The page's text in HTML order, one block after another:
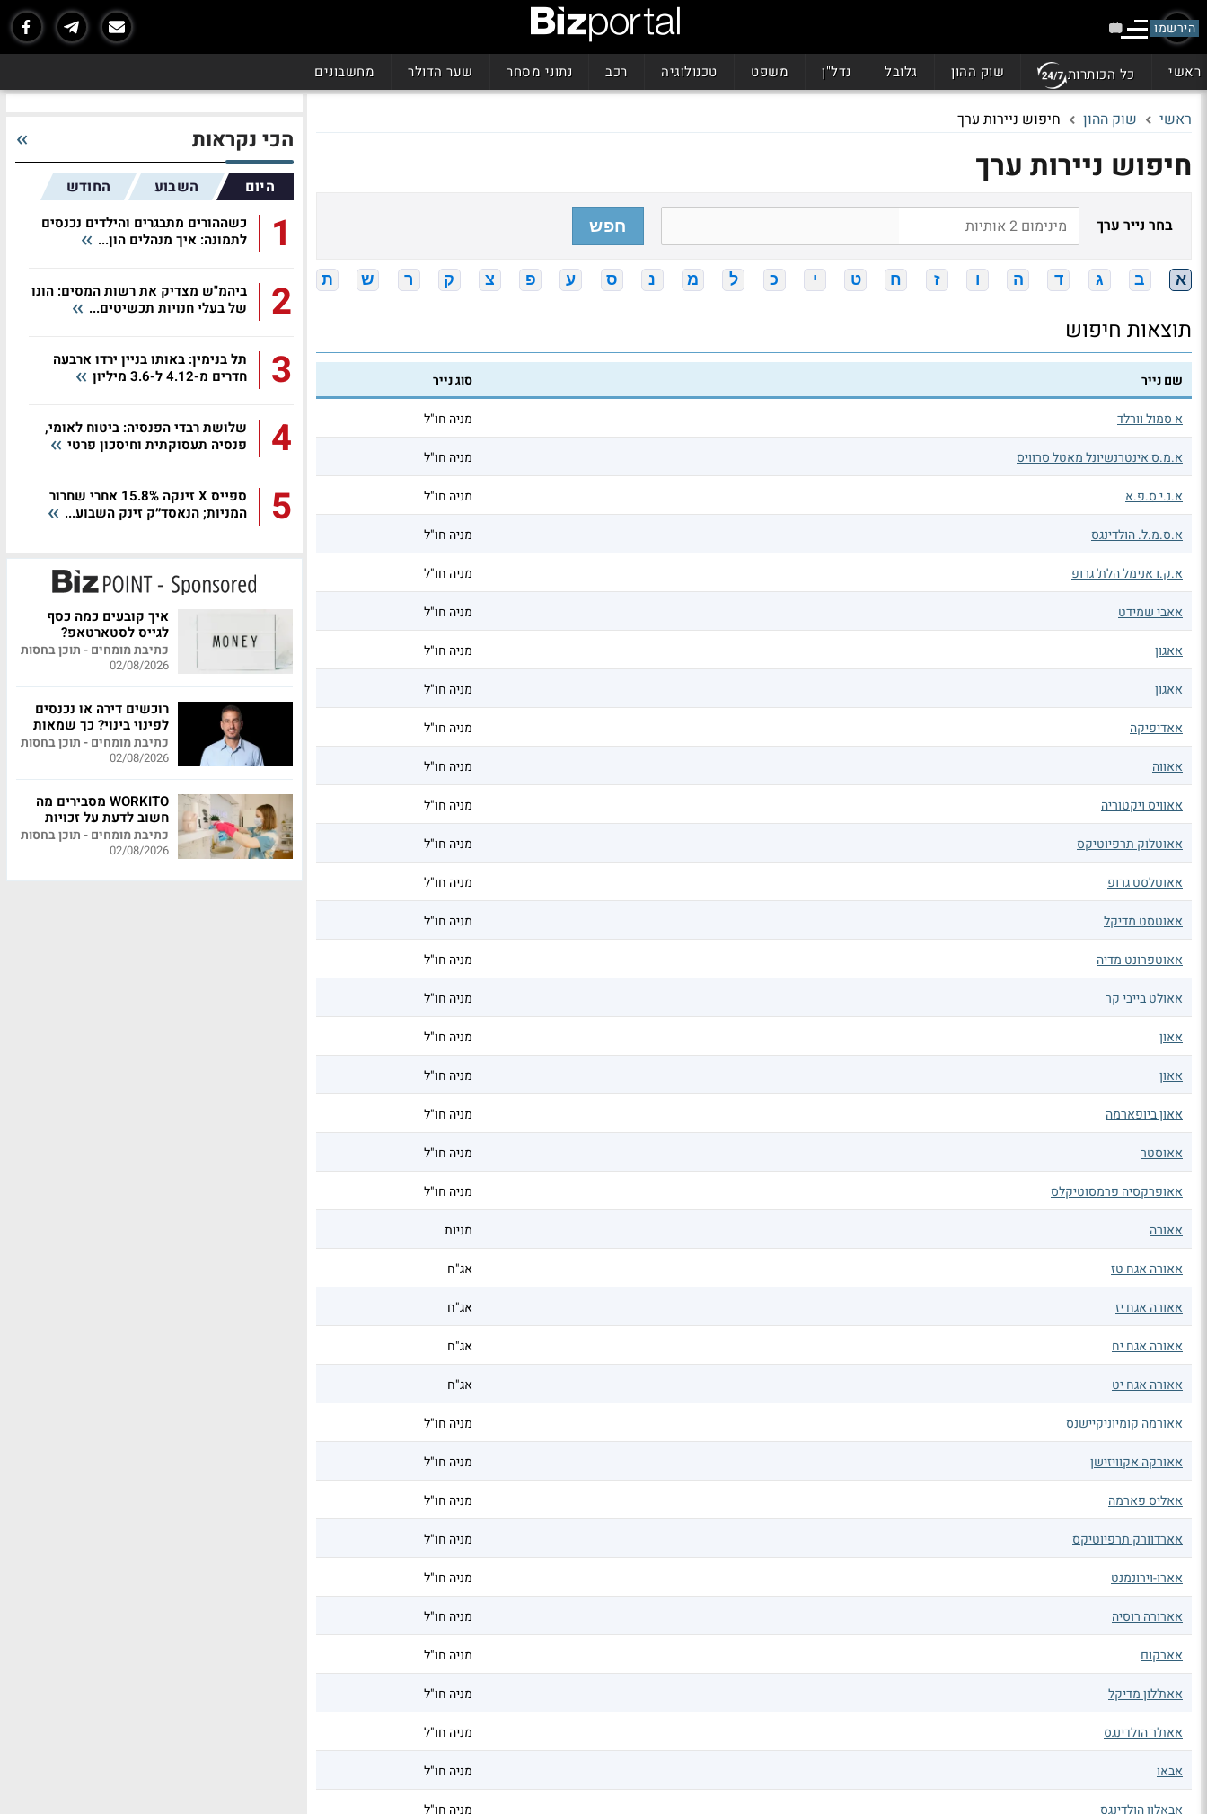
הירשמו
ראשי כל הכותרות שוק ההון גלובל נדל"ן משפט טכנולוגיה רכב נתוני מסחר שער הדולר מחשבונים
ראשי שוק ההון חיפוש ניירות ערך
חיפוש ניירות ערך
בחר נייר ערך חפש
א ב ג ד ה ו ז ח ט י כ ל מ נ ס ע פ צ ק ר ש ת
תוצאות חיפוש
שם נייר סוג נייר
א סמול וורלד מניה חו"ל
א.מ.ס אינטרנשיונל מאטל סרוויס מניה חו"ל
א.נ.י ס.פ.א מניה חו"ל
א.ס.מ.ל. הולדינגס מניה חו"ל
א.ק.ו אנימל הלת' גרופ מניה חו"ל
אאבי שמידט מניה חו"ל
אאגון מניה חו"ל
אאגון מניה חו"ל
אאדיפיקה מניה חו"ל
אאווה מניה חו"ל
אאוויס ויקטוריה מניה חו"ל
אאוטלוק תרפיוטיקס מניה חו"ל
אאוטלסט גרופ מניה חו"ל
אאוטסט מדיקל מניה חו"ל
אאוטפרונט מדיה מניה חו"ל
אאולט בייבי קר מניה חו"ל
אאון מניה חו"ל
אאון מניה חו"ל
אאון ביופארמה מניה חו"ל
אאוסטר מניה חו"ל
אאופרקסיה פרמסוטיקלס מניה חו"ל
אאורה מניות
אאורה אגח טז אג"ח
אאורה אגח יז אג"ח
אאורה אגח יח אג"ח
אאורה אגח יט אג"ח
אאורמה קומיוניקיישנס מניה חו"ל
אאורקה אקוויזישן מניה חו"ל
אאליס פארמה מניה חו"ל
אארדוורק תרפיוטיקס מניה חו"ל
אארו-וירונמנט מניה חו"ל
אארורה רוסיה מניה חו"ל
אארקום מניה חו"ל
אאת'לון מדיקל מניה חו"ל
אאת'ר הולדינגס מניה חו"ל
אבאו מניה חו"ל
אבאלון הולדינגס מניה חו"ל
הכי נקראות
היום השבוע החודש
1
כשההורים מתבגרים והילדים נכנסים
לתמונה: איך מנהלים הון...
2
ביהמ"ש מצדיק את רשות המסים: הונו
של בעלי חנויות תכשיטים...
3
תל בנימין: באותו בניין ירדו ארבעה
חדרים מ-4.12 ל-3.6 מיליון
4
שלושת רבדי הפנסיה: ביטוח לאומי,
פנסיה תעסוקתית וחיסכון פרטי
5
ספייס X זינקה 15.8% אחרי שחרור
המניות; הנאסד״ק זינק השבוע...
איך קובעים כמה כסף
לגייס לסטארטאפ?
כתיבת מומחים - תוכן בחסות
02/08/2026
רוכשים דירה או נכנסים
לפינוי בינוי? כך שמאות
מקצועית יכולה לחסוך
לכם מאות אלפי שקלים
כתיבת מומחים - תוכן בחסות
02/08/2026
WORKITO מסבירים מה
חשוב לדעת על זכויות
עובדי משק בית
כתיבת מומחים - תוכן בחסות
02/08/2026